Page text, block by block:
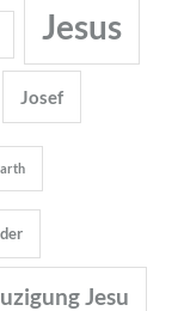
Jesus
Josef
Jesu